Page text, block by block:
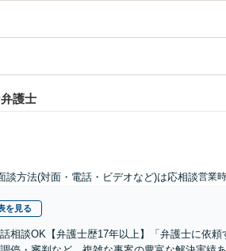
護士
談方法(対面・電話・ビデオなど)は応相談営業
を見る
相談OK【弁護士歴17年以上】「弁護士に依